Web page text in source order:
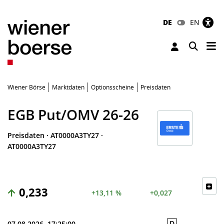
DE EN
Toggle
Wiener Börse Marktdaten Optionsscheine Preisdaten
EGB Put/OMV 26-26
Preisdaten · AT0000A3TY27 ·
AT0000A3TY27
0,233 +13,11 % +0,027